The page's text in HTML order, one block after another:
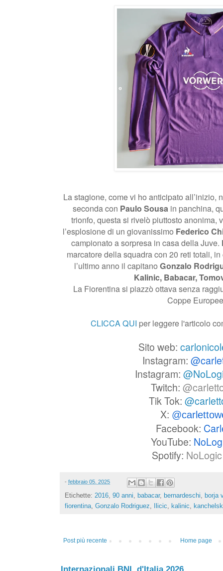
La stagione, come vi ho anticipato all’inizio,
seconda con Paulo Sousa in panchina,
trionfo, questa si rivelò piuttosto anonima,
l’esplosione di un giovanissimo Federico
campionato a sorpresa in casa della Juve.
marcatore della squadra con 20 reti totali,
l’ultimo anno il capitanoGonzalo
Kalinic, Babacar,
La Fiorentina si piazzò ottava senza
Coppe
CLICCA QUI per leggere l'articolo
Sito web:
Instagram:
Instagram:
Twitch:
Tik Tok:
X:
Facebook:
YouTube:
Spotify:
- febbraio 05, 2025
Etichette: 2016 90 anni babacar, bernardeschi
borja
fiorentina Gonzalo Rodriguez Ilicic kalinic
Post più recente Home page